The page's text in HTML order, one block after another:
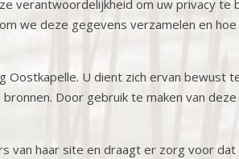
verantwoordelijkheid om uw privacy te
we deze gegevens verzamelen en
U dient zich ervan bewust
Door gebruik te maken van
van haar site en draagt er zorg voor